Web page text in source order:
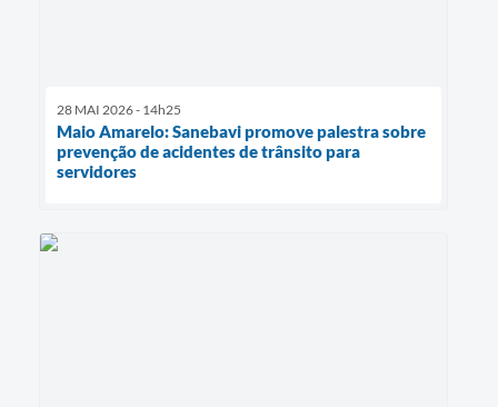
28 MAI 2026 - 14h25
Maio Amarelo: Sanebavi promove palestra sobre
prevenção de acidentes de trânsito para
servidores